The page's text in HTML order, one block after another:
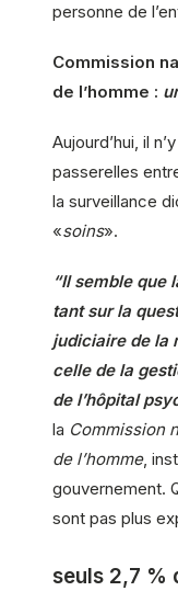
personne de
Commission
de l’homme :
Aujourd’hui, il
passerelles
la surveillance
«soins».
“Il semble que
tant sur la
judiciaire de la
celle de la
de l’hôpital
la Commission
de l’homme,
gouvernement.
sont pas plus
seuls 2,7 %